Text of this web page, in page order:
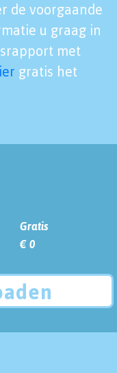
de voorgaande
u graag in
met
gratis het
Gratis
€ 0